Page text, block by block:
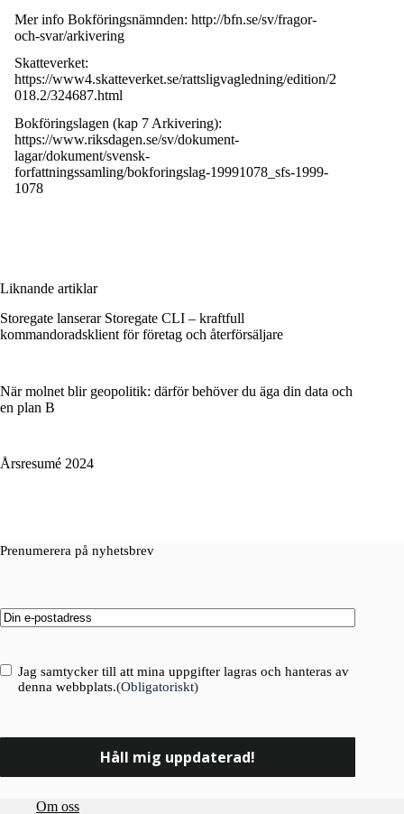
Mer info Bokföringsnämnden: http://bfn.se/sv/fragor-
och-svar/arkivering
Skatteverket:
https://www4.skatteverket.se/rattsligvagledning/edition/2
018.2/324687.html
Bokföringslagen (kap 7 Arkivering):
https://www.riksdagen.se/sv/dokument-
lagar/dokument/svensk-
forfattningssamling/bokforingslag-19991078_sfs-1999-
1078
Liknande artiklar
Storegate lanserar Storegate CLI – kraftfull
kommandoradsklient för företag och återförsäljare
När molnet blir geopolitik: därför behöver du äga din data och
en plan B
Årsresumé 2024
Prenumerera på nyhetsbrev
Email(Obligatoriskt)
Consent(Obligatoriskt)
Jag samtycker till att mina uppgifter lagras och hanteras av
denna webbplats.(Obligatoriskt)
Om oss